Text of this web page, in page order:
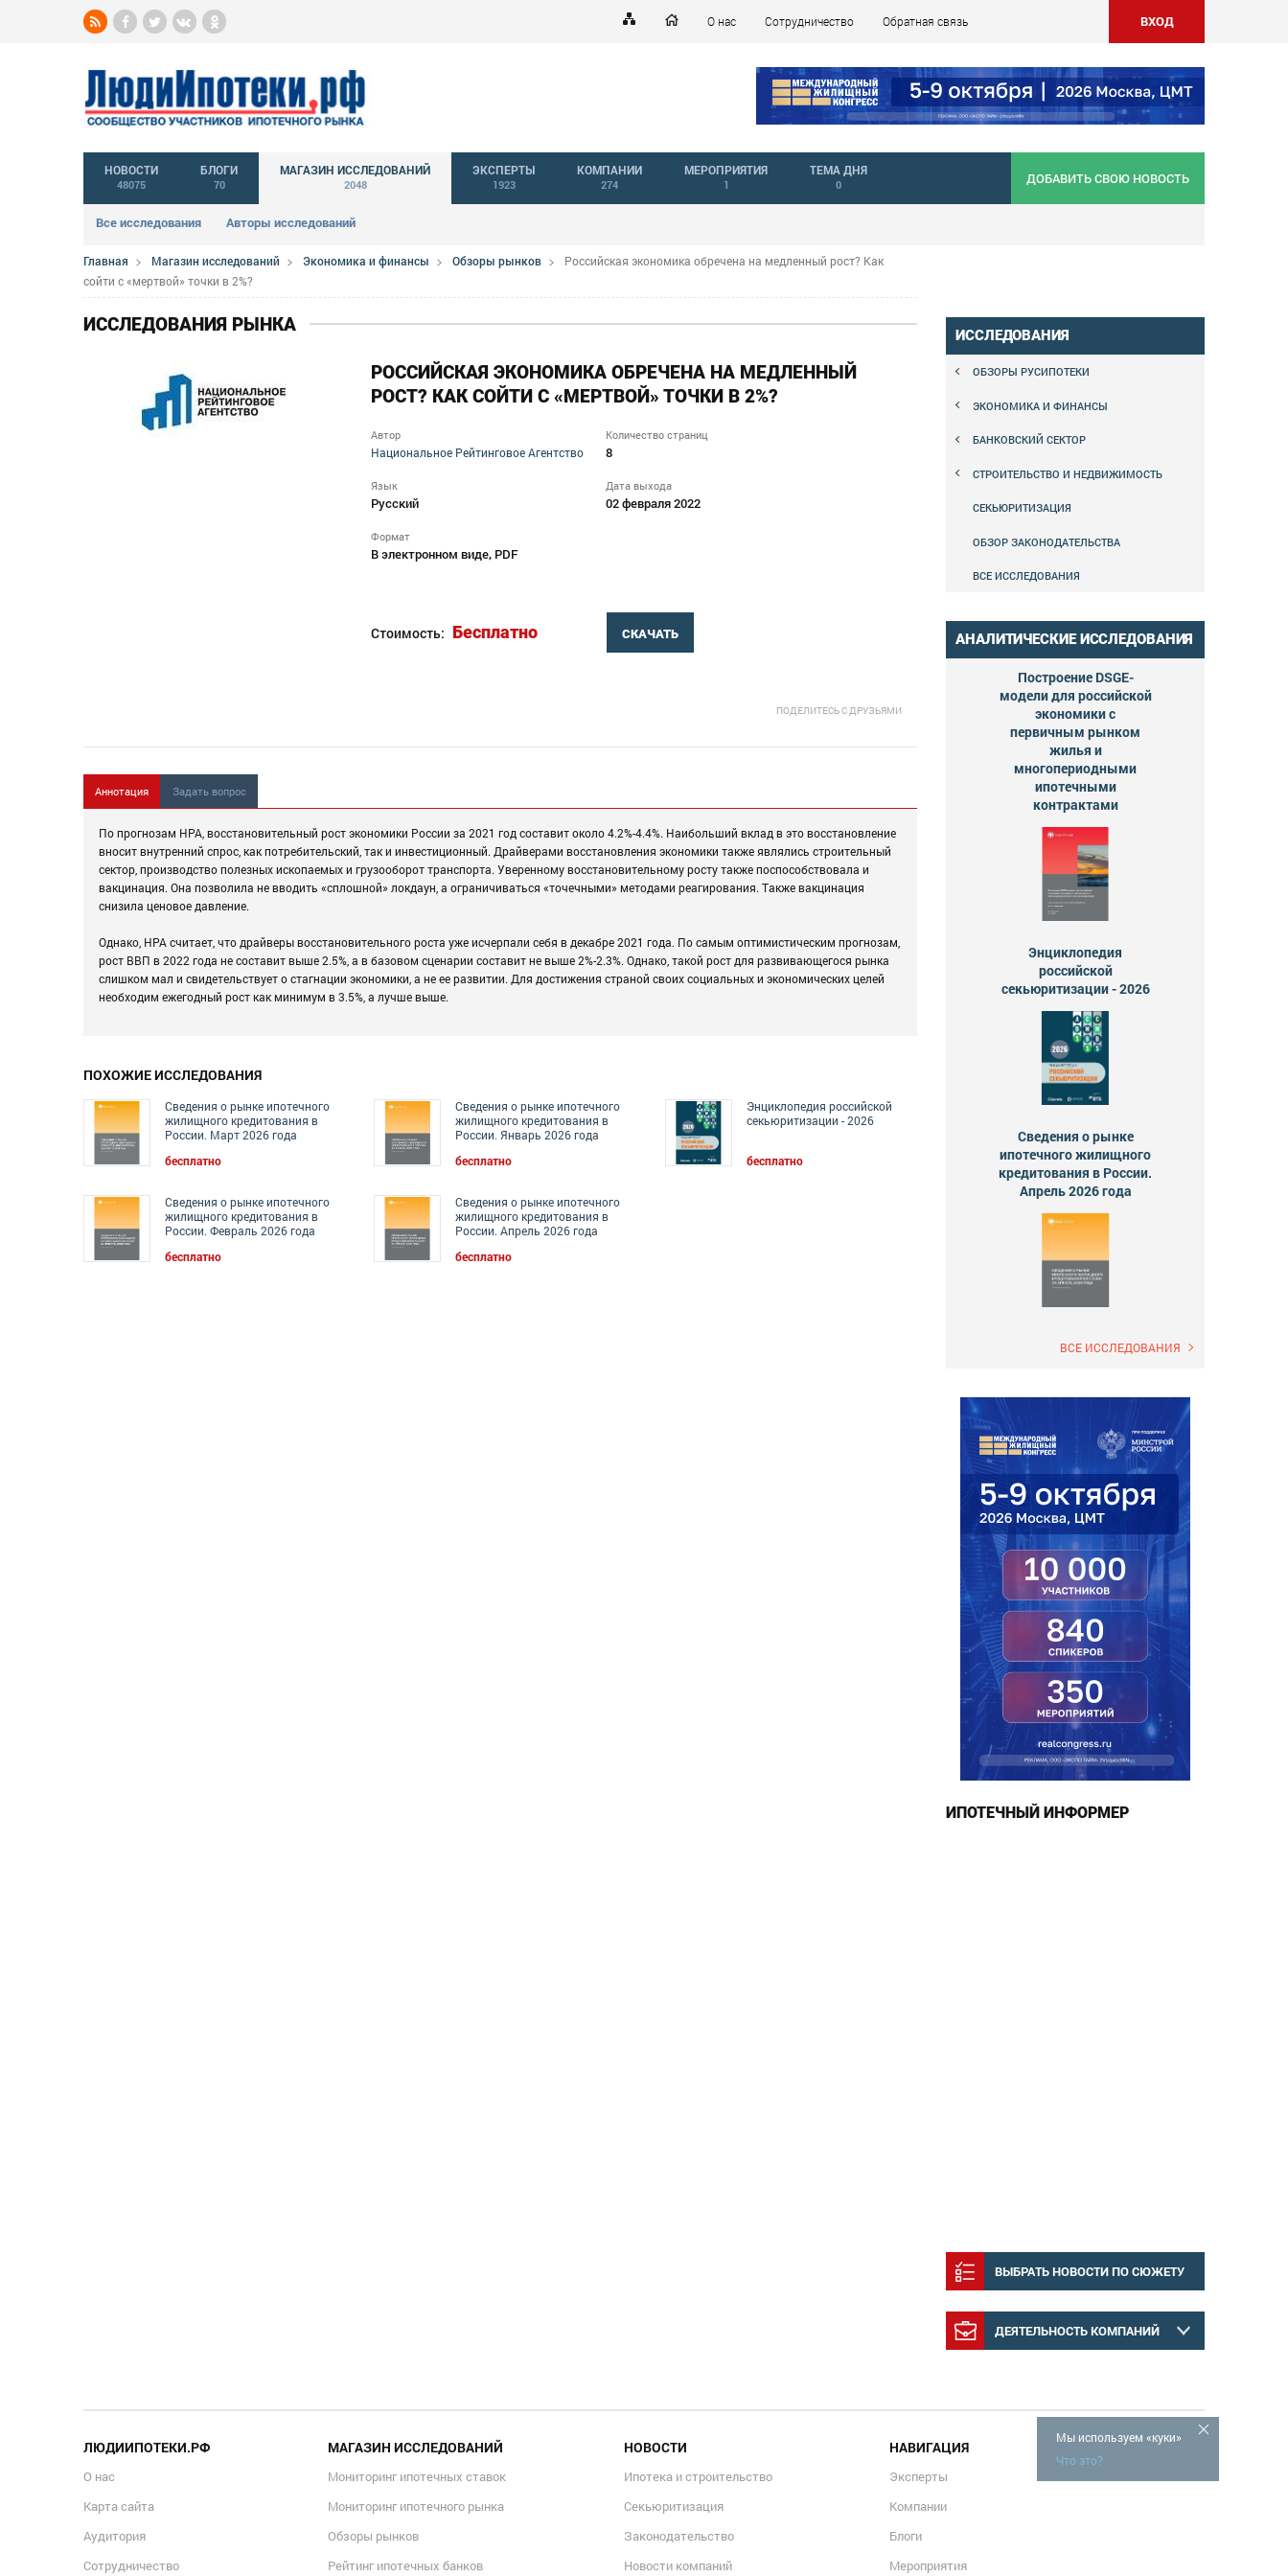
О нас Сотрудничество Обратная связь ВХОД
НОВОСТИ
48075
БЛОГИ
70
МАГАЗИН ИССЛЕДОВАНИЙ
2048
Все исследования Авторы исследований
ЭКСПЕРТЫ
1923
КОМПАНИИ
274
МЕРОПРИЯТИЯ
1
ТЕМА ДНЯ
0 ДОБАВИТЬ СВОЮ НОВОСТЬ
Главная Магазин исследований Экономика и финансы Обзоры рынков
Российская экономика обречена на медленный рост? Как
сойти с «мертвой» точки в 2%?
ИССЛЕДОВАНИЯ РЫНКА
РОССИЙСКАЯ ЭКОНОМИКА ОБРЕЧЕНА НА МЕДЛЕННЫЙ
РОСТ? КАК СОЙТИ С «МЕРТВОЙ» ТОЧКИ В 2%?
Автор
Национальное Рейтинговое Агентство
Количество страниц
8
Язык
Русский
Дата выхода
02 февраля 2022
Формат
В электронном виде, PDF
Стоимость: Бесплатно СКАЧАТЬ
ПОДЕЛИТЕСЬ С ДРУЗЬЯМИ
Аннотация Задать вопрос
По прогнозам НРА, восстановительный рост экономики России за 2021 год составит около 4.2%-4.4%. Наибольший вклад в это восстановление
вносит внутренний спрос, как потребительский, так и инвестиционный. Драйверами восстановления экономики также являлись строительный
сектор, производство полезных ископаемых и грузооборот транспорта. Уверенному восстановительному росту также поспособствовала и
вакцинация. Она позволила не вводить «сплошной» локдаун, а ограничиваться «точечными» методами реагирования. Также вакцинация
снизила ценовое давление.
Однако, НРА считает, что драйверы восстановительного роста уже исчерпали себя в декабре 2021 года. По самым оптимистическим прогнозам,
рост ВВП в 2022 года не составит выше 2.5%, а в базовом сценарии составит не выше 2%-2.3%. Однако, такой рост для развивающегося рынка
слишком мал и свидетельствует о стагнации экономики, а не ее развитии. Для достижения страной своих социальных и экономических целей
необходим ежегодный рост как минимум в 3.5%, а лучше выше.
ПОХОЖИЕ ИССЛЕДОВАНИЯ
Сведения о рынке ипотечного
жилищного кредитования в
России. Март 2026 года
бесплатно
Сведения о рынке ипотечного
жилищного кредитования в
России. Январь 2026 года
бесплатно
Энциклопедия российской
секьюритизации - 2026
бесплатно
Сведения о рынке ипотечного
жилищного кредитования в
России. Февраль 2026 года
бесплатно
Сведения о рынке ипотечного
жилищного кредитования в
России. Апрель 2026 года
бесплатно
ИССЛЕДОВАНИЯ
ОБЗОРЫ РУСИПОТЕКИ
ЭКОНОМИКА И ФИНАНСЫ
БАНКОВСКИЙ СЕКТОР
СТРОИТЕЛЬСТВО И НЕДВИЖИМОСТЬ
СЕКЬЮРИТИЗАЦИЯ
ОБЗОР ЗАКОНОДАТЕЛЬСТВА
ВСЕ ИССЛЕДОВАНИЯ
АНАЛИТИЧЕСКИЕ ИССЛЕДОВАНИЯ
Построение DSGE-
модели для российской
экономики с
первичным рынком
жилья и
многопериодными
ипотечными
контрактами
Энциклопедия
российской
секьюритизации - 2026
Сведения о рынке
ипотечного жилищного
кредитования в России.
Апрель 2026 года
ВСЕ ИССЛЕДОВАНИЯ
ИПОТЕЧНЫЙ ИНФОРМЕР
ВЫБРАТЬ НОВОСТИ ПО СЮЖЕТУ
ДЕЯТЕЛЬНОСТЬ КОМПАНИЙ
Мы используем «куки»
Что это?
ЛЮДИИПОТЕКИ.РФ
О нас
Карта сайта
Аудитория
Сотрудничество
МАГАЗИН ИССЛЕДОВАНИЙ
Мониторинг ипотечных ставок
Мониторинг ипотечного рынка
Обзоры рынков
Рейтинг ипотечных банков
НОВОСТИ
Ипотека и строительство
Секьюритизация
Законодательство
Новости компаний
НАВИГАЦИЯ
Эксперты
Компании
Блоги
Мероприятия